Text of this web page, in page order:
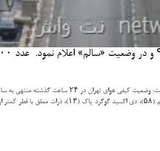
۱۱ مورخ ۹۶/۱۰/۰۶ در وضعیت سالم بوده است.